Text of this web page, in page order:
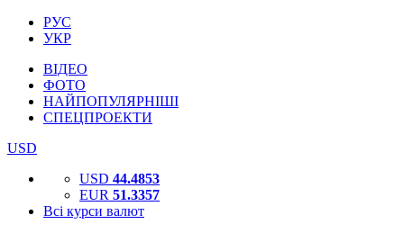
РУС
УКР
ВІДЕО
ФОТО
НАЙПОПУЛЯРНІШІ
СПЕЦПРОЕКТИ
USD
USD 44.4853
EUR 51.3357
Всі курси валют